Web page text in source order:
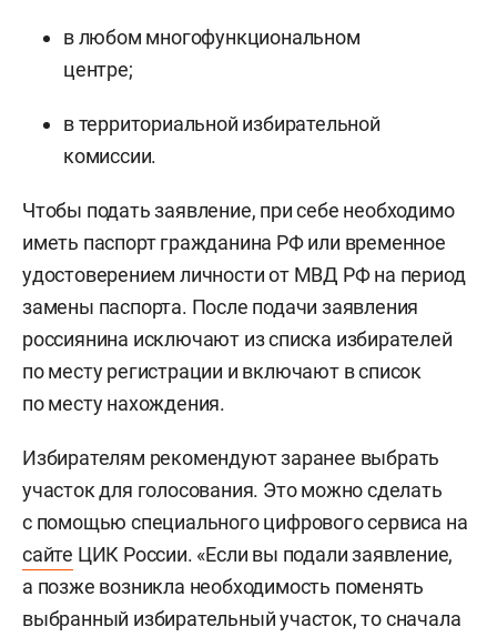
в любом многофункциональном
центре;
в территориальной избирательной
комиссии.
Чтобы подать заявление, при себе необходимо
иметь паспорт гражданина РФ или временное
удостоверением личности от МВД РФ на период
замены паспорта. После подачи заявления
россиянина исключают из списка избирателей
по месту регистрации и включают в список
по месту нахождения.
Избирателям рекомендуют заранее выбрать
участок для голосования. Это можно сделать
с помощью специального цифрового сервиса на
сайте ЦИК России. «Если вы подали заявление,
а позже возникла необходимость поменять
выбранный избирательный участок, то сначала